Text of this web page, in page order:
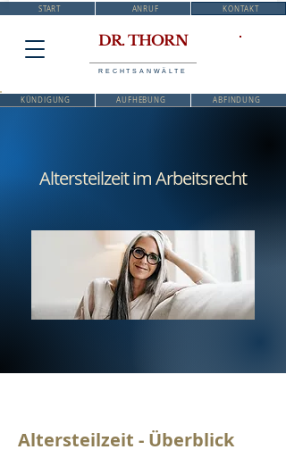
START ANRUF KONTAKT
DR. THORN
RECHTSANWÄLTE
KÜNDIGUNG AUFHEBUNG ABFINDUNG
Altersteilzeit im Arbeitsrecht
Altersteilzeit - Überblick